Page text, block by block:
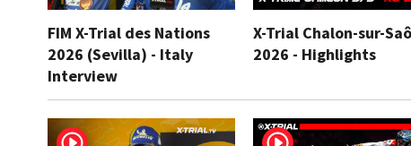
FIM X-Trial des Nations
2026 (Sevilla) - Italy
Interview
X-Trial Chalon-sur-
2026 - Highlights